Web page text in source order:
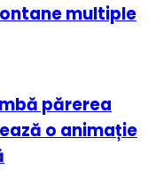
multiple
părerea
o animație